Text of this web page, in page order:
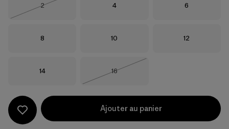
Taille
2
Taille
4 Taille
6
Taille
8 Taille
10 Taille
12
Taille
14 Taille
16
Ajouter au panier